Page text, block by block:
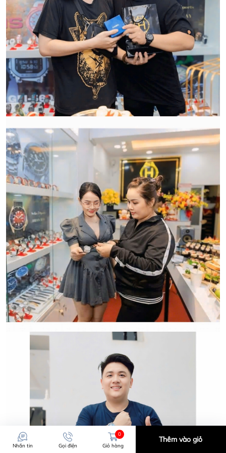
HWATCH Chuyên Nhập khẩu Và Phân Phối Các Loại
Đồng Hồ Chính Hãng
CẢM ƠN QUÝ KHÁCH ĐÃ TIN TƯỞNG VÀ ỦNG HỘ
HWATCH CHUYÊN NHẬP KHẨU và PHÂN PHỐI CÁC
LOẠI ĐỒNG HỒ CHÍNH HÃNG.
Qui trình xử lý thủ tục đổi trả
hàng:
CẢM ƠN QUÝ KHÁCH ĐÃ TIN TƯỞNG VÀ ỦNG HỘ
HWATCH CHUYÊN NHẬP KHẨU và PHÂN PHỐI CÁC
LOẠI ĐỒNG HỒ CHÍNH HÃNG.
Nhắn tin Gọi điện
0
Giỏ hàng
Thêm vào giỏ